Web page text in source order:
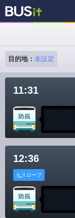
目的地： 未設定
11:31
12:36
スロープ